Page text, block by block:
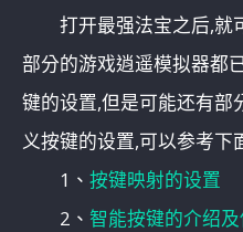
打开最强法宝之后,就
部分的游戏逍遥模拟器都
键的设置,但是可能还有部
义按键的设置,可以参考下
1、 按键映射的设置
2、 智能按键的介绍及